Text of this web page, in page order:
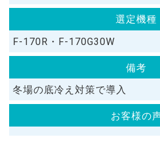
選定機種
F-170R・F-170G30W
備考
冬場の底冷え対策で導入
お客様の